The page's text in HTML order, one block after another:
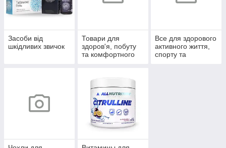
Засоби від
шкідливих звичок
Товари для
здоров'я, побуту
та комфортного
Все для здорового
активного життя,
спорту та